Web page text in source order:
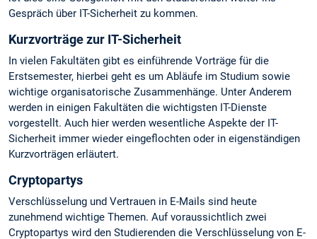
Gespräch über IT-Sicherheit zu kommen.
Kurzvorträge zur IT-Sicherheit
In vielen Fakultäten gibt es einführende Vorträge für die
Erstsemester, hierbei geht es um Abläufe im Studium sowie
wichtige organisatorische Zusammenhänge. Unter Anderem
werden in einigen Fakultäten die wichtigsten IT-Dienste
vorgestellt. Auch hier werden wesentliche Aspekte der IT-
Sicherheit immer wieder eingeflochten oder in eigenständigen
Kurzvorträgen erläutert.
Cryptopartys
Verschlüsselung und Vertrauen in E-Mails sind heute
zunehmend wichtige Themen. Auf voraussichtlich zwei
Cryptopartys wird den Studierenden die Verschlüsselung von E-